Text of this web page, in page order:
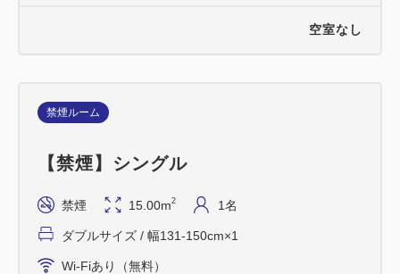
空室なし
禁煙ルーム
【禁煙】シングル
禁煙 15.00m2 1名
ダブルサイズ / 幅131-150cm×1
Wi-Fiあり（無料）